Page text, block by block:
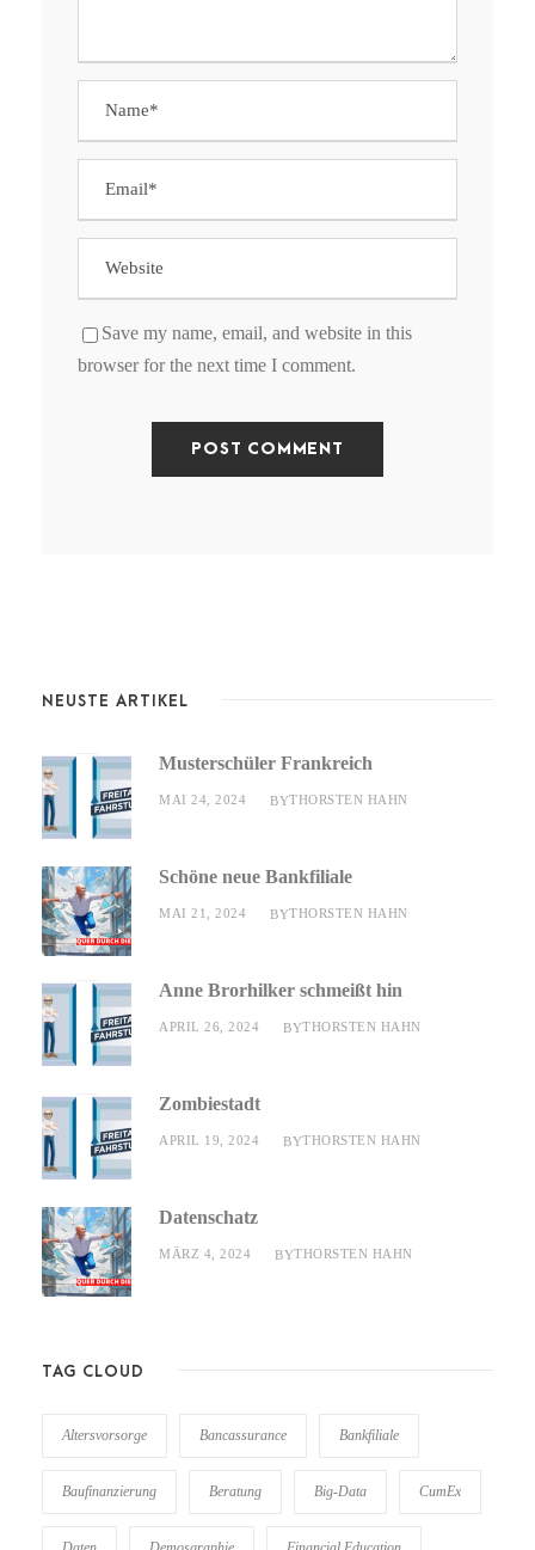
Save my name, email, and website in this
browser for the next time I comment.
NEUSTE ARTIKEL
Musterschüler Frankreich
MAI 24, 2024 BYTHORSTEN HAHN
Schöne neue Bankfiliale
MAI 21, 2024 BYTHORSTEN HAHN
Anne Brorhilker schmeißt hin
APRIL 26, 2024 BYTHORSTEN HAHN
Zombiestadt
APRIL 19, 2024 BYTHORSTEN HAHN
Datenschatz
MÄRZ 4, 2024 BYTHORSTEN HAHN
TAG CLOUD
Altersvorsorge Bancassurance Bankfiliale
Baufinanzierung Beratung Big-Data CumEx